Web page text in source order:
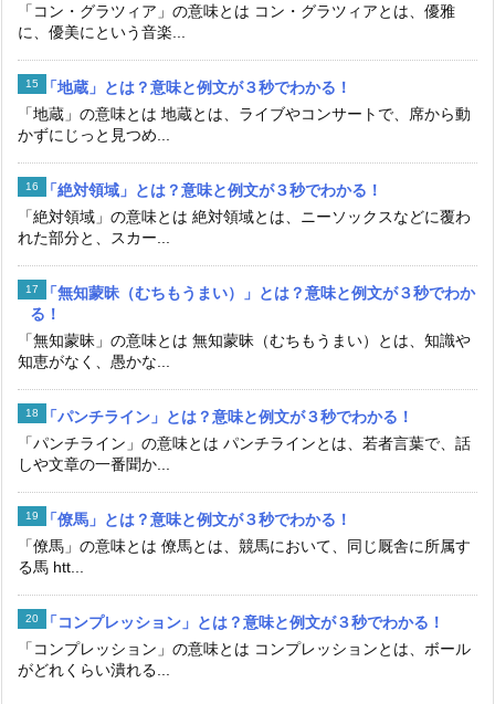
「コン・グラツィア」の意味とは コン・グラツィアとは、優雅
に、優美にという音楽...
「地蔵」とは？意味と例文が３秒でわかる！
「地蔵」の意味とは 地蔵とは、ライブやコンサートで、席から動
かずにじっと見つめ...
「絶対領域」とは？意味と例文が３秒でわかる！
「絶対領域」の意味とは 絶対領域とは、ニーソックスなどに覆わ
れた部分と、スカー...
「無知蒙昧（むちもうまい）」とは？意味と例文が３秒でわか
る！
「無知蒙昧」の意味とは 無知蒙昧（むちもうまい）とは、知識や
知恵がなく、愚かな...
「パンチライン」とは？意味と例文が３秒でわかる！
「パンチライン」の意味とは パンチラインとは、若者言葉で、話
しや文章の一番聞か...
「僚馬」とは？意味と例文が３秒でわかる！
「僚馬」の意味とは 僚馬とは、競馬において、同じ厩舎に所属す
る馬 htt...
「コンプレッション」とは？意味と例文が３秒でわかる！
「コンプレッション」の意味とは コンプレッションとは、ボール
がどれくらい潰れる...